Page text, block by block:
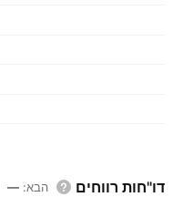
דו"חות רווחים הבא:
—